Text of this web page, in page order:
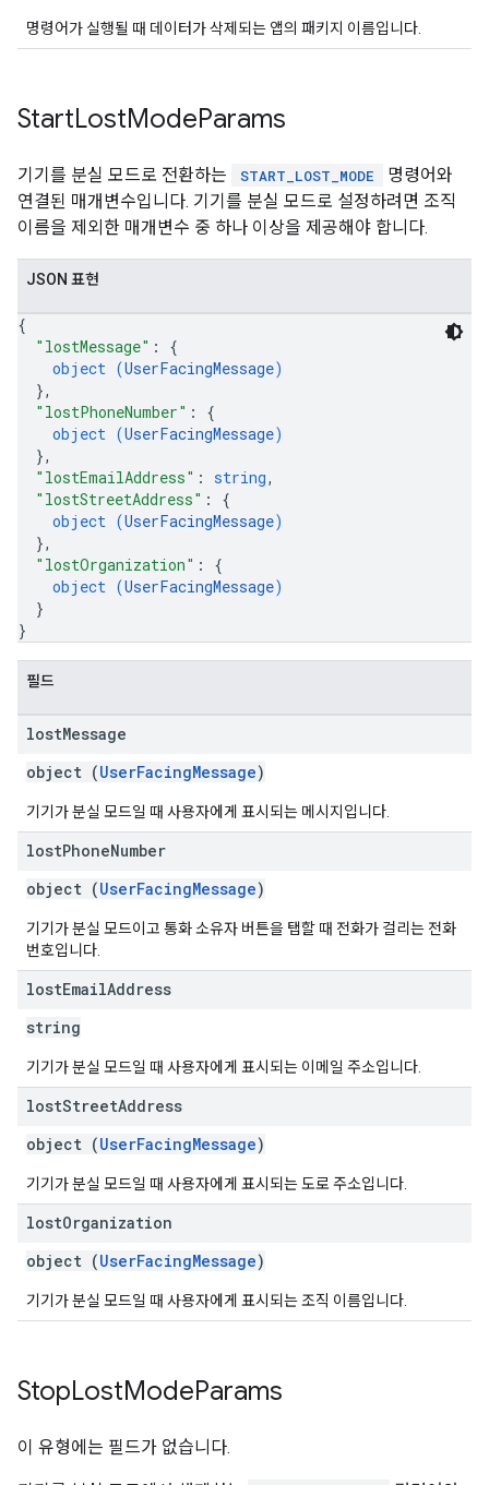
명령어가 실행될 때 데이터가 삭제되는 앱의 패키지 이름입니다.
StartLostModeParams
기기를 분실 모드로 전환하는 START_LOST_MODE
명령어와
연결된 매개변수입니다. 기기를 분실 모드로 설정하려면 조직
이름을 제외한 매개변수 중 하나 이상을 제공해야 합니다.
JSON 표현
{
"lostMessage" : {
object (UserFacingMessage)
},
"lostPhoneNumber" : {
object (UserFacingMessage)
},
"lostEmailAddress" : string,
"lostStreetAddress" : {
object (UserFacingMessage)
},
"lostOrganization" : {
object (UserFacingMessage)
}
}
필드
lostMessage
object (UserFacingMessage)
기기가 분실 모드일 때 사용자에게 표시되는 메시지입니다.
lostPhoneNumber
object (UserFacingMessage)
기기가 분실 모드이고 통화 소유자 버튼을 탭할 때 전화가 걸리는 전화
번호입니다.
lostEmailAddress
string
기기가 분실 모드일 때 사용자에게 표시되는 이메일 주소입니다.
lostStreetAddress
object (UserFacingMessage)
기기가 분실 모드일 때 사용자에게 표시되는 도로 주소입니다.
lostOrganization
object (UserFacingMessage)
기기가 분실 모드일 때 사용자에게 표시되는 조직 이름입니다.
StopLostModeParams
이 유형에는 필드가 없습니다.